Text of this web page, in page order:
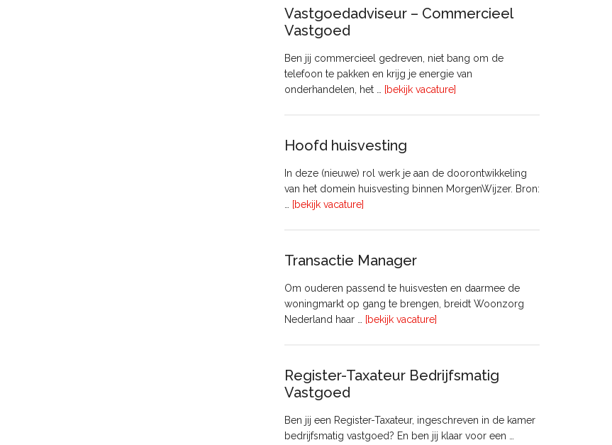
Vastgoedadviseur – Commercieel
Vastgoed
Ben jij commercieel gedreven, niet bang om de
telefoon te pakken en krijg je energie van
onderhandelen, het …
[bekijk vacature]
Hoofd huisvesting
In deze (nieuwe) rol werk je aan de doorontwikkeling
van het domein huisvesting binnen MorgenWijzer. Bron:
[bekijk vacature]
Transactie Manager
Om ouderen passend te huisvesten en daarmee de
woningmarkt op gang te brengen, breidt Woonzorg
Nederland haar …
[bekijk vacature]
Register-Taxateur Bedrijfsmatig
Vastgoed
Ben jij een Register-Taxateur, ingeschreven in de kamer
bedrijfsmatig vastgoed? En ben jij klaar voor een …